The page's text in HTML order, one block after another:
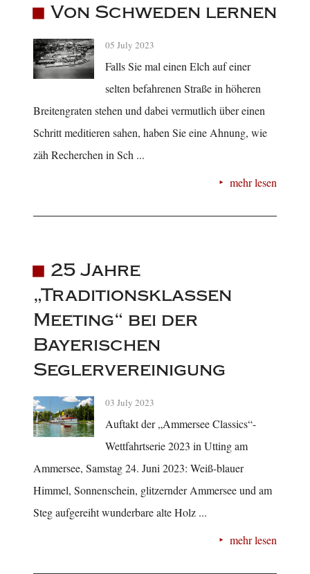
Von Schweden lernen
05 July 2023
Falls Sie mal einen Elch auf einer
selten befahrenen Straße in höheren
Breitengraten stehen und dabei vermutlich über einen
Schritt meditieren sahen, haben Sie eine Ahnung, wie
zäh Recherchen in Sch ...
mehr lesen
25 Jahre
„Traditionsklassen
Meeting“ bei der
Bayerischen
Seglervereinigung
03 July 2023
Auftakt der „Ammersee Classics“-
Wettfahrtserie 2023 in Utting am
Ammersee, Samstag 24. Juni 2023: Weiß-blauer
Himmel, Sonnenschein, glitzernder Ammersee und am
Steg aufgereiht wunderbare alte Holz ...
mehr lesen